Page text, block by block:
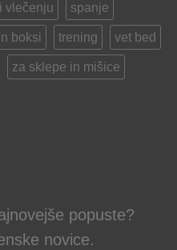
vlečenju spanje
boksi trening vet bed
za sklepe in mišice
popuste?
novice.